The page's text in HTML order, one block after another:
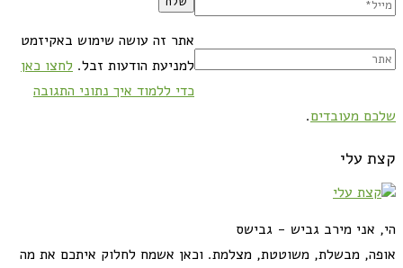
אתר זה עושה שימוש באקיזמט
למניעת הודעות זבל. לחצו כאן
כדי ללמוד איך נתוני התגובה
שלכם מעובדים.
קצת עלי
הי, אני מירב גביש - גבישס
אופה, מבשלת, משוטטת, מצלמת. וכאן אשמח לחלוק איתכם את מה